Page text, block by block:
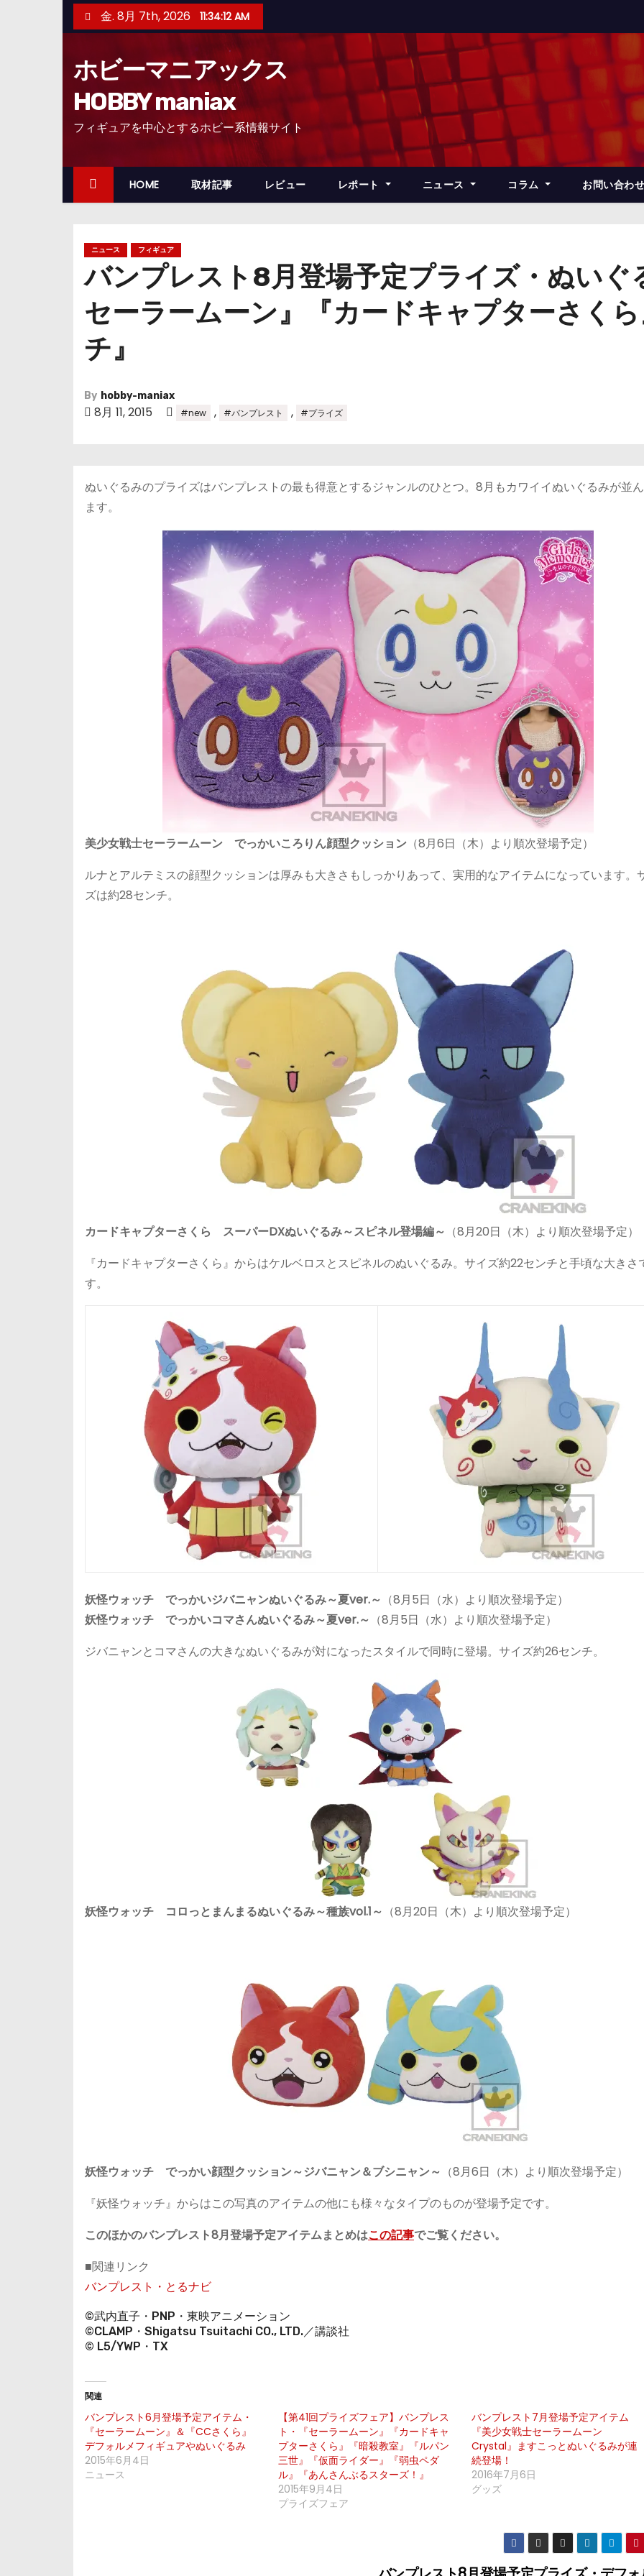
ン
ッ
金. 8月 7th, 2026 11:34:14 AM
ホビーマニアックス
HOBBY maniax
フィギュアを中心とするホビー系情報サイト
HOME 取材記事 レビュー レポート ニュース コラム お問い合わ
ニュース フィギュア
バンプレスト8月登場予定プライズ・ぬいぐ
セーラームーン』『カードキャプターさく
チ』
By hobby-maniax
8月 11, 2015 #new , #バンプレスト , #プライズ
ぬいぐるみのプライズはバンプレストの最も得意とするジャンルのひとつ。8月もカワイイぬいぐるみが並
ます。
美少女戦士セーラームーン でっかいころりん顔型クッション （8月6日（木）より順次登場予定）
ルナとアルテミスの顔型クッションは厚みも大きさもしっかりあって、実用的なアイテムになっています。
ズは約28センチ。
カードキャプターさくら スーパーDXぬいぐるみ～スピネル登場編～ （8月20日（木）より順次登場予定）
『カードキャプターさくら』からはケルベロスとスピネルのぬいぐるみ。サイズ約22センチと手頃な大きさ
す。
妖怪ウォッチ でっかいジバニャンぬいぐるみ～夏ver.～ （8月5日（水）より順次登場予定）
妖怪ウォッチ でっかいコマさんぬいぐるみ～夏ver.～ （8月5日（水）より順次登場予定）
ジバニャンとコマさんの大きなぬいぐるみが対になったスタイルで同時に登場。サイズ約26センチ。
妖怪ウォッチ コロっとまんまるぬいぐるみ～種族vol.1～ （8月20日（木）より順次登場予定）
妖怪ウォッチ でっかい顔型クッション～ジバニャン＆ブシニャン～ （8月6日（木）より順次登場予定）
『妖怪ウォッチ』からはこの写真のアイテムの他にも様々なタイプのものが登場予定です。
このほかのバンプレスト8月登場予定アイテムまとめはこの記事でご覧ください。
■関連リンク
バンプレスト・とるナビ
©武内直子・PNP・東映アニメーション
©CLAMP・Shigatsu Tsuitachi CO., LTD.／講談社
© L5/YWP・TX
関連
バンプレスト6月登場予定アイテム・
『セーラームーン』＆『CCさくら』
デフォルメフィギュアやぬいぐるみ
2015年6月4日
ニュース
【第41回プライズフェア】バンプレス
ト・『セーラームーン』『カードキャ
プターさくら』『暗殺教室』『ルパン
三世』『仮面ライダー』『弱虫ペダ
ル』『あんさんぶるスターズ！』
2015年9月4日
プライズフェア
バンプレスト7月登場予定アイテム
『美少女戦士セーラームーン
Crystal』ますこっとぬいぐるみが連
続登場！
2016年7月6日
グッズ